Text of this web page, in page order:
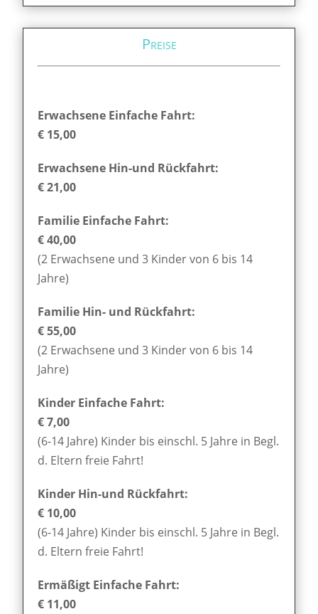
Preise
Erwachsene Einfache Fahrt:
€ 15,00
Erwachsene Hin-und Rückfahrt:
€ 21,00
Familie Einfache Fahrt:
€ 40,00
(2 Erwachsene und 3 Kinder von 6 bis 14
Jahre)
Familie Hin- und Rückfahrt:
€ 55,00
(2 Erwachsene und 3 Kinder von 6 bis 14
Jahre)
Kinder Einfache Fahrt:
€ 7,00
(6-14 Jahre) Kinder bis einschl. 5 Jahre in Begl.
d. Eltern freie Fahrt!
Kinder Hin-und Rückfahrt:
€ 10,00
(6-14 Jahre) Kinder bis einschl. 5 Jahre in Begl.
d. Eltern freie Fahrt!
Ermäßigt Einfache Fahrt:
€ 11,00